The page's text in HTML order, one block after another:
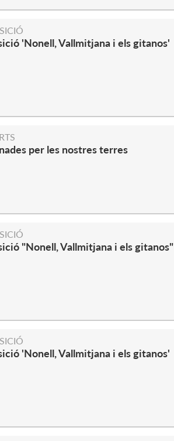
'Nonell, Vallmitjana i els gitanos'
per les nostres terres
"Nonell, Vallmitjana i els gitanos"
'Nonell, Vallmitjana i els gitanos'